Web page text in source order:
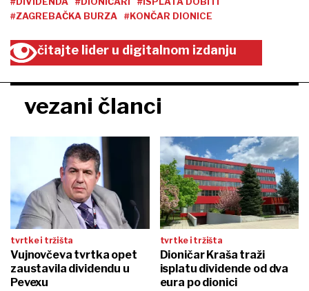
#ZAGREBAČKA BURZA
#KONČAR DIONICE
čitajte lider u digitalnom izdanju
vezani članci
tvrtke i tržišta
Vujnovčeva tvrtka opet
zaustavila dividendu u
Pevexu
tvrtke i tržišta
Dioničar Kraša traži
isplatu dividende od dva
eura po dionici